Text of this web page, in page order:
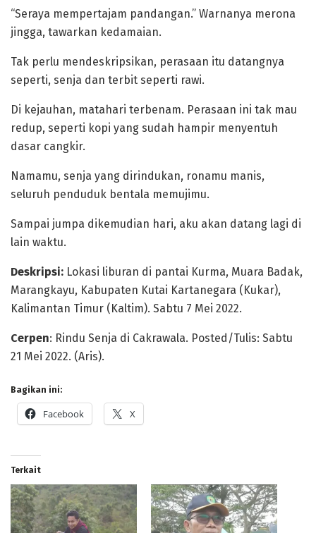
“Seraya mempertajam pandangan.” Warnanya merona
jingga, tawarkan kedamaian.
Tak perlu mendeskripsikan, perasaan itu datangnya
seperti, senja dan terbit seperti rawi.
Di kejauhan, matahari terbenam. Perasaan ini tak mau
redup, seperti kopi yang sudah hampir menyentuh
dasar cangkir.
Namamu, senja yang dirindukan, ronamu manis,
seluruh penduduk bentala memujimu.
Sampai jumpa dikemudian hari, aku akan datang lagi di
lain waktu.
Deskripsi: Lokasi liburan di pantai Kurma, Muara Badak,
Marangkayu, Kabupaten Kutai Kartanegara (Kukar),
Kalimantan Timur (Kaltim). Sabtu 7 Mei 2022.
Cerpen: Rindu Senja di Cakrawala. Posted/Tulis: Sabtu
21 Mei 2022. (Aris).
Bagikan ini:
Facebook X
Terkait